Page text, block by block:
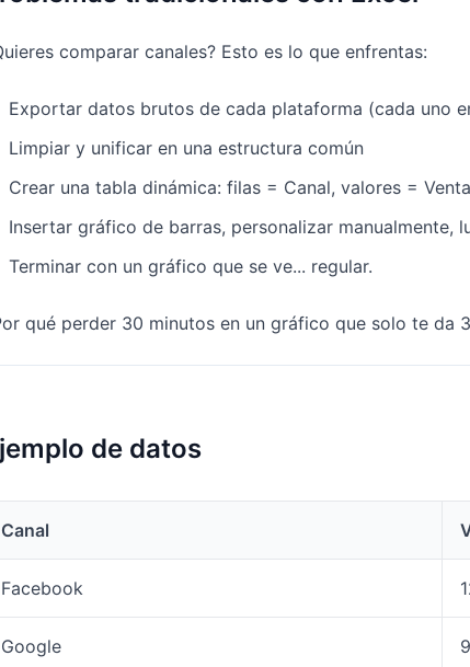
periódicos del negocio.
Incorporación rápida para nuevos
usuarios y equipos.
comparar canales? Esto es lo que enfrentas:
Exportar datos brutos de cada plataforma (cada uno
Limpiar y unificar en una estructura común
Crear una tabla dinámica: filas = Canal, valores =
Insertar gráfico de barras, personalizar manualmente,
Terminar con un gráfico que se ve... regular.
qué perder 30 minutos en un gráfico que solo te da
de datos
Canal
Facebook
Google